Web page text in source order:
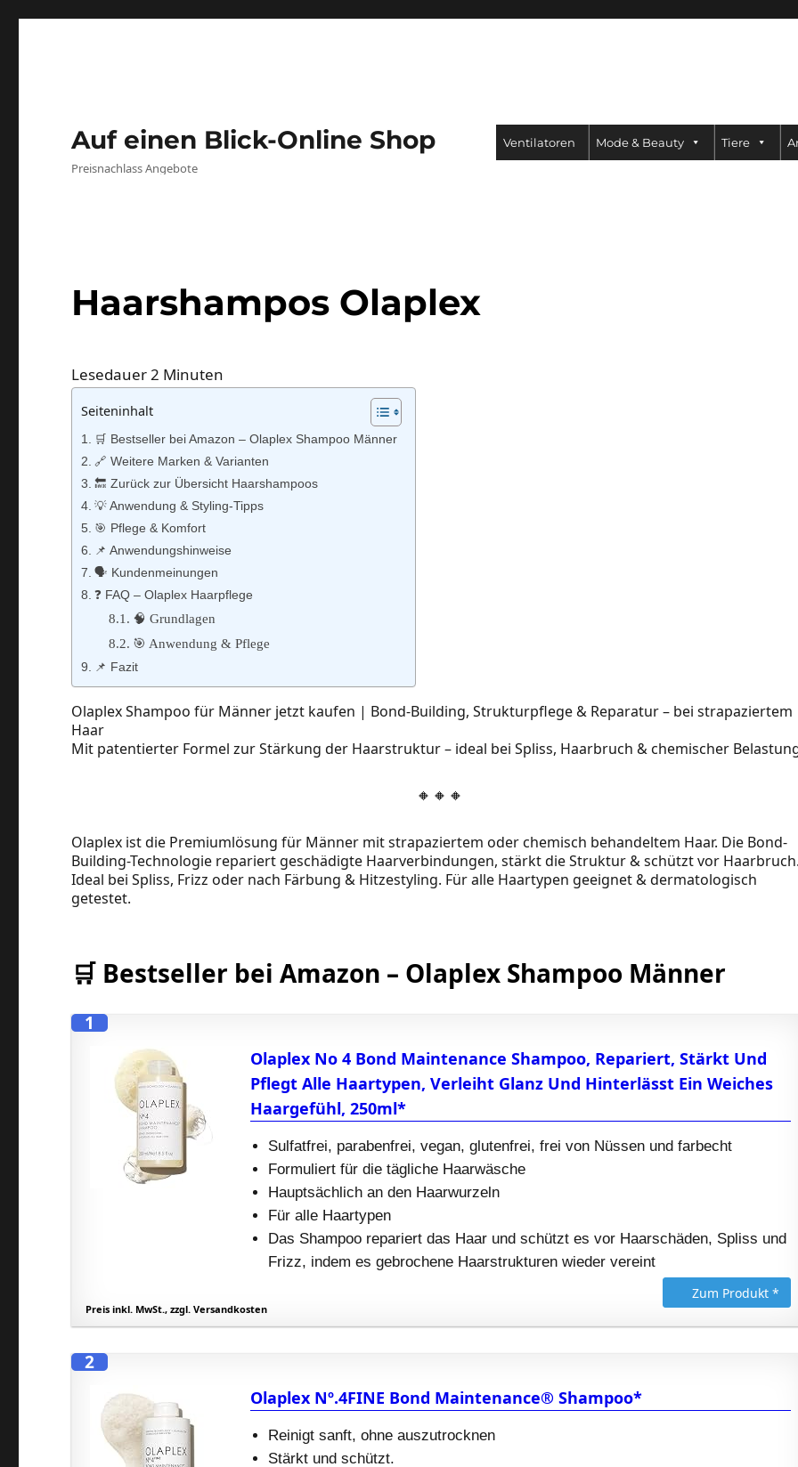
Auf einen Blick-Online Shop
Preisnachlass Angebote
Ventilatoren Mode & Beauty Tiere
Haarshampos Olaplex
Lesedauer2 Minuten
Seiteninhalt
🛒 Bestseller bei Amazon – Olaplex Shampoo Männer
🔗 Weitere Marken & Varianten
🔙 Zurück zur Übersicht Haarshampoos
💡 Anwendung & Styling-Tipps
🎯 Pflege & Komfort
📌 Anwendungshinweise
🗣️ Kundenmeinungen
❓ FAQ – Olaplex Haarpflege
🧠 Grundlagen
🎯 Anwendung & Pflege
📌 Fazit
Olaplex Shampoo für Männer jetzt kaufen | Bond-Building, Strukturpflege & Reparatur – bei strapaziertem
Haar
Mit patentierter Formel zur Stärkung der Haarstruktur – ideal bei Spliss, Haarbruch & chemischer
🔸🔸🔸
Olaplex ist die Premiumlösung für Männer mit strapaziertem oder chemisch behandeltem Haar. Die Bond-
Building-Technologie repariert geschädigte Haarverbindungen, stärkt die Struktur & schützt vor
Ideal bei Spliss, Frizz oder nach Färbung & Hitzestyling. Für alle Haartypen geeignet & dermatologisch
getestet.
🛒 Bestseller bei Amazon – Olaplex Shampoo Männer
1
Olaplex No 4 Bond Maintenance Shampoo, Repariert, Stärkt Und
Pflegt Alle Haartypen, Verleiht Glanz Und Hinterlässt Ein Weiches
Haargefühl, 250ml*
Sulfatfrei, parabenfrei, vegan, glutenfrei, frei von Nüssen und farbecht
Formuliert für die tägliche Haarwäsche
Hauptsächlich an den Haarwurzeln
Für alle Haartypen
Das Shampoo repariert das Haar und schützt es vor Haarschäden, Spliss und
Frizz, indem es gebrochene Haarstrukturen wieder vereint
Zum Produkt *
Preis inkl. MwSt., zzgl. Versandkosten
2
Olaplex Nº.4FINE Bond Maintenance® Shampoo*
Reinigt sanft, ohne auszutrocknen
Stärkt und schützt.